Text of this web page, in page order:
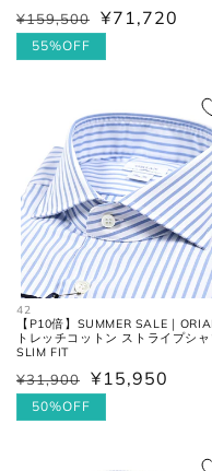
通
常
¥159,500
セ
ー
¥71,720
55%OFF
42
【P10倍】SUMMER SALE｜
トレッチコットン ストライプシ
SLIM FIT
通
常
¥31,900
セ
ー
¥15,950
50%OFF